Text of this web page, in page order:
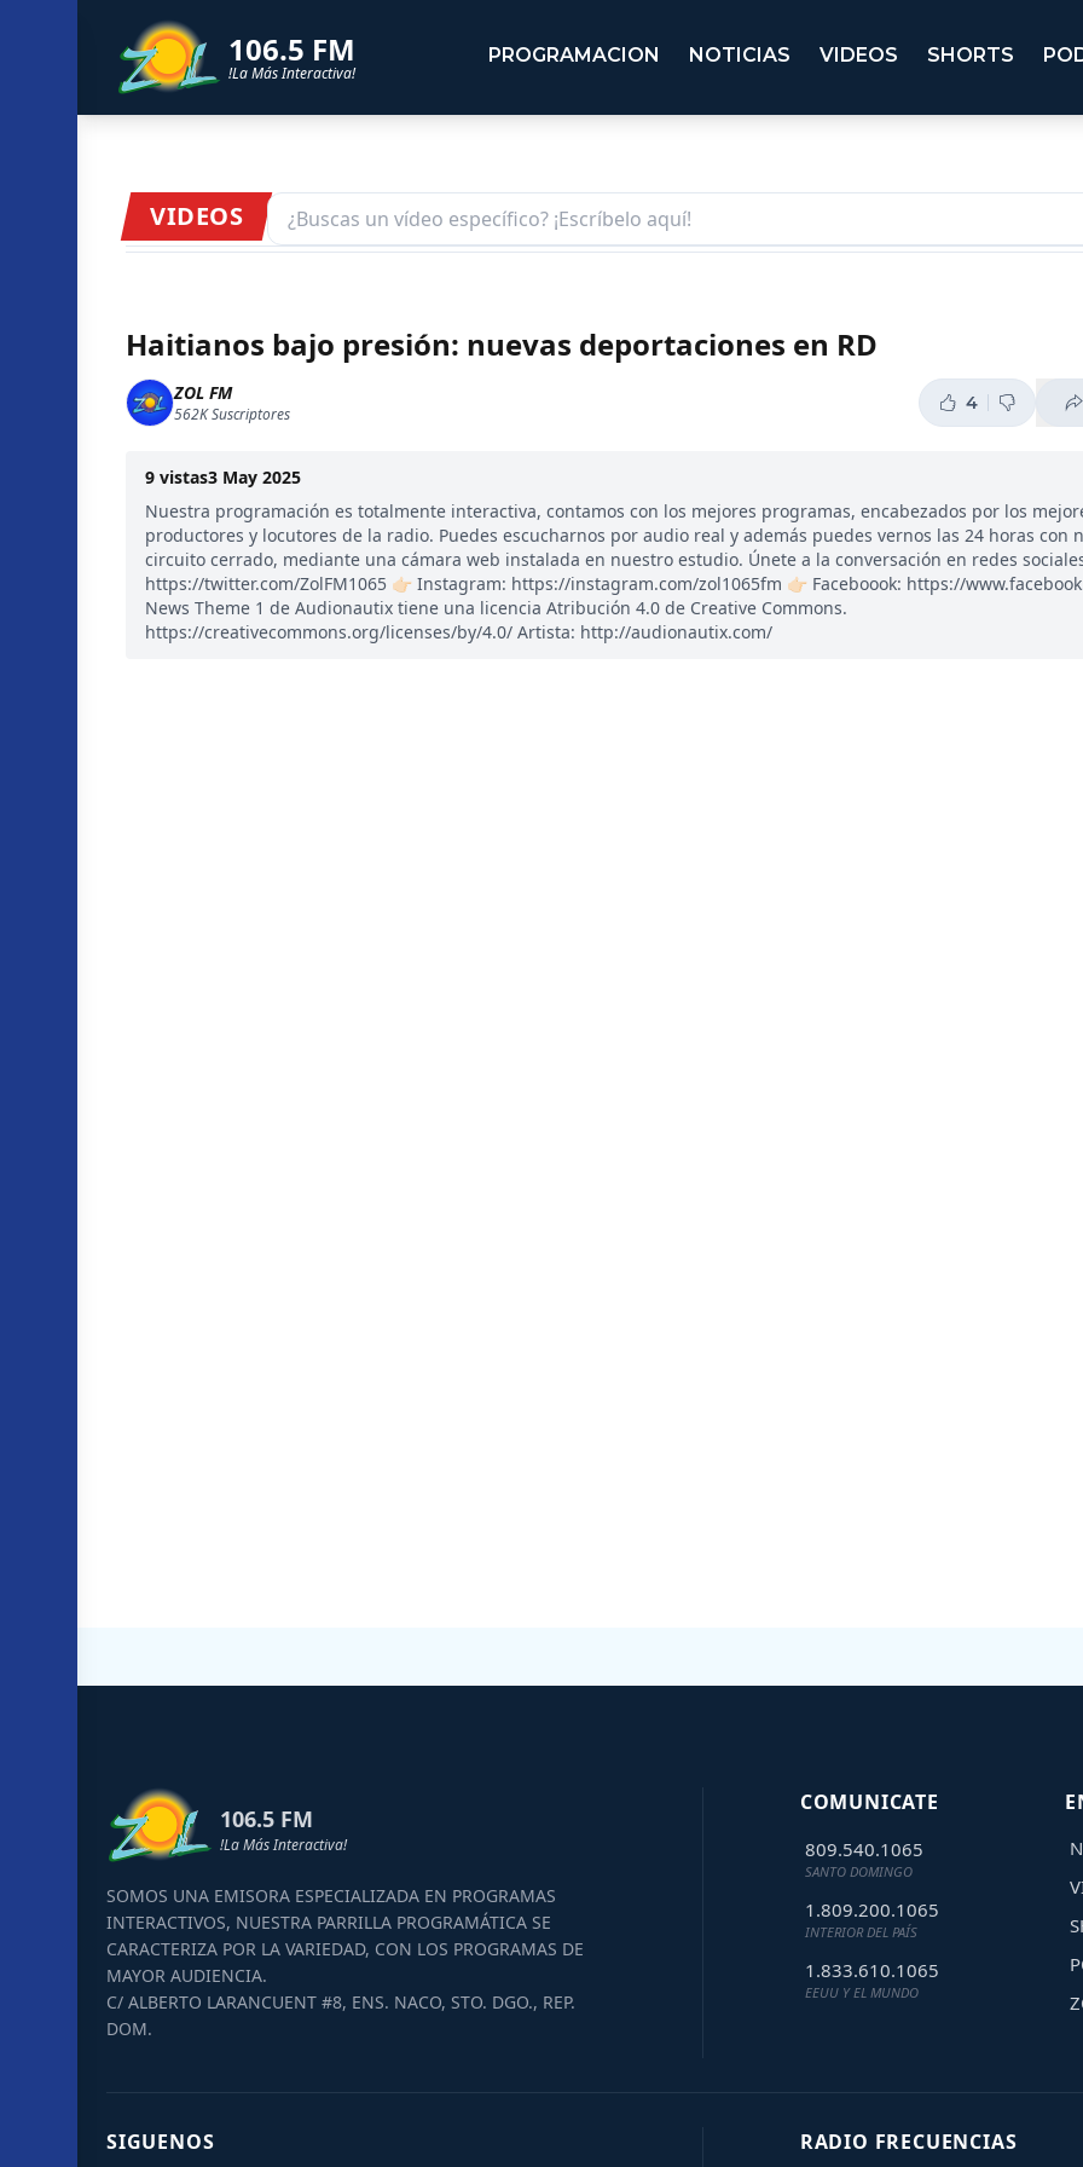
106.5 FM
!La Más Interactiva!
PROGRAMACION NOTICIAS VIDEOS SHORTS
VIDEOS
Haitianos bajo presión: nuevas deportaciones en RD
ZOL FM
562KSuscriptores
4
9 vistas3 May 2025
Nuestra programación es totalmente interactiva, contamos con los mejores programas, encabezados por los
productores y locutores de la radio. Puedes escucharnos por audio real y además puedes vernos las 24 horas con
circuito cerrado, mediante una cámara web instalada en nuestro estudio. Únete a la conversación en redes sociales:
https://twitter.com/ZolFM1065 👉🏻 Instagram: https://instagram.com/zol1065fm 👉🏻 Faceboook: https://
News Theme 1 de Audionautix tiene una licencia Atribución 4.0 de Creative Commons.
https://creativecommons.org/licenses/by/4.0/ Artista: http://audionautix.com/
106.5 FM
!La Más Interactiva!
SOMOS UNA EMISORA ESPECIALIZADA EN PROGRAMAS
INTERACTIVOS, NUESTRA PARRILLA PROGRAMÁTICA SE
CARACTERIZA POR LA VARIEDAD, CON LOS PROGRAMAS DE
MAYOR AUDIENCIA.
C/ ALBERTO LARANCUENT #8, ENS. NACO, STO. DGO., REP.
DOM.
COMUNICATE
809.540.1065
SANTO DOMINGO
1.809.200.1065
INTERIOR DEL PAÍS
1.833.610.1065
EEUU Y EL MUNDO
SIGUENOS RADIO FRECUENCIAS